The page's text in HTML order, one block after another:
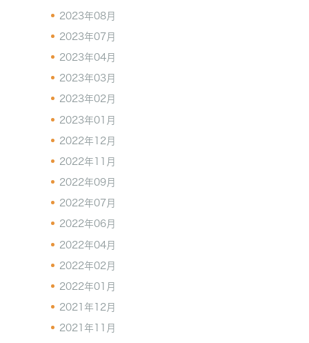
2023年08月
2023年07月
2023年04月
2023年03月
2023年02月
2023年01月
2022年12月
2022年11月
2022年09月
2022年07月
2022年06月
2022年04月
2022年02月
2022年01月
2021年12月
2021年11月